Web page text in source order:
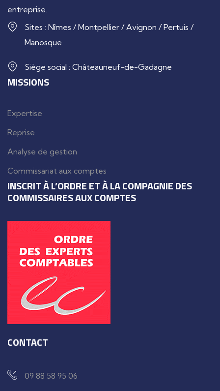
entreprise.
Sites : Nîmes / Montpellier / Avignon / Pertuis /
Manosque
Siège social : Châteauneuf-de-Gadagne
MISSIONS
Expertise
Reprise
Analyse de gestion
Commissariat aux comptes
INSCRIT À L’ORDRE ET À LA COMPAGNIE DES
COMMISSAIRES AUX COMPTES
CONTACT
09 88 58 95 06